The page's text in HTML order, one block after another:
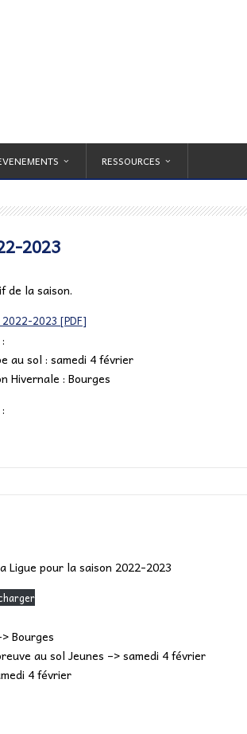
RESSOURCES
2023
de la saison.
2023 [PDF]
au sol : samedi 4 février
Hivernale : Bourges
Ligue pour la saison 2022-2023
Bourges
au sol Jeunes –> samedi 4 février
4 février